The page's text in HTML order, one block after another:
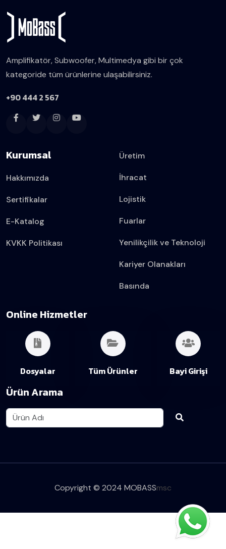
Amplifikatör, Subwoofer, Multimedya gibi bir çok
kategoride tüm ürünlerine ulaşabilirsiniz.
+90 444 2 567
Kurumsal
Hakkımızda
Sertifikalar
E-Katalog
KVKK Politikası
Üretim
İhracat
Lojistik
Fuarlar
Yenilikçilik ve Teknoloji
Kariyer Olanakları
Basında
Online Hizmetler
Dosyalar Tüm Ürünler Bayi Girişi
Ürün Arama
Copyright © 2024 MOBASSmsc